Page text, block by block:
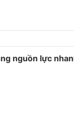
nguồn lực